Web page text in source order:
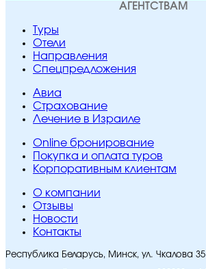
АГЕНТСТВАМ
Туры
Отели
Направления
Спецпредложения
Авиа
Страхование
Лечение в Израиле
Online бронирование
Покупка и оплата туров
Корпоративным клиентам
O компании
Отзывы
Новости
Контакты
Республика Беларусь, Минск, ул. Чкалова 35